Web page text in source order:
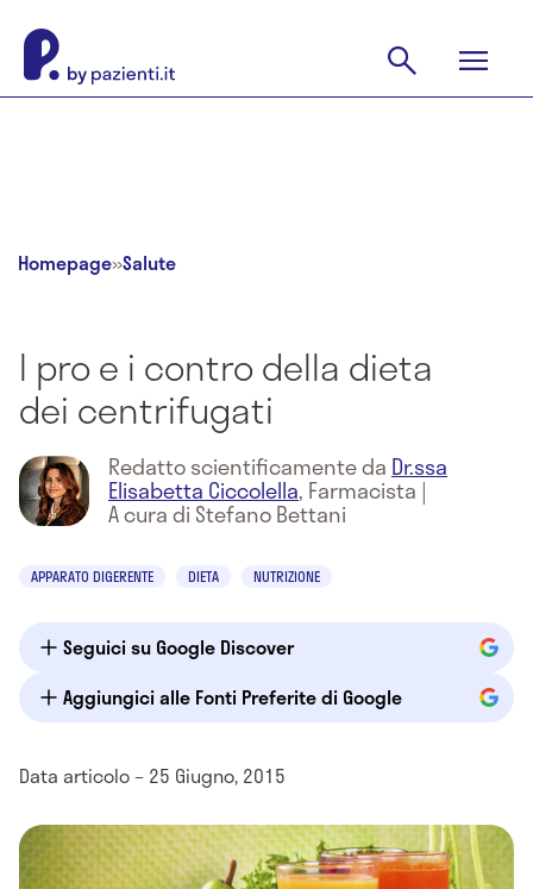
Homepage»Salute
I pro e i contro della dieta
dei centrifugati
Redatto scientificamente da Dr.ssa
Elisabetta Ciccolella, Farmacista |
A cura di Stefano Bettani
APPARATO DIGERENTE DIETA NUTRIZIONE
Seguici su Google Discover
Aggiungici alle Fonti Preferite di Google
Data articolo – 25 Giugno, 2015